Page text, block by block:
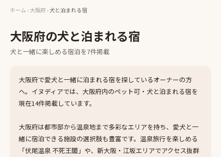
ホーム ›大阪府›犬と泊まれる宿
大阪府の犬と泊まれる宿
犬と一緒に楽しめる宿泊を7件掲載
大阪府で愛犬と一緒に泊まれる宿を探しているオーナーの方
へ。イヌディアでは、大阪府内のペット可・犬と泊まれる宿を
現在14件掲載しています。
大阪府は都市部から温泉地まで多彩なエリアを持ち、愛犬と一
緒に宿泊できる施設の選択肢も豊富です。温泉旅行を楽しめる
「伏尾温泉 不死王閣」や、新大阪・江坂エリアでアクセス抜群